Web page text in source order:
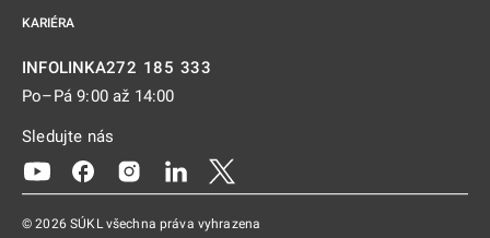
KARIÉRA
INFOLINKA272 185 333
Po–Pá 9:00 až 14:00
Sledujte nás
Odkaz se otevře na nové kartě
Odkaz se otevře na nové kartě
Odkaz se otevře na nové kartě
Odkaz se otevře na nové kartě
© 2026 SÚKL všechna práva vyhrazena